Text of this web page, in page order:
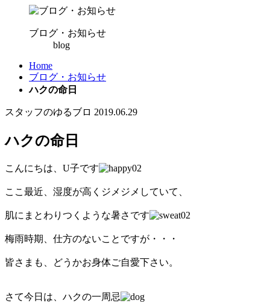
ブログ・お知らせ
blog
Home
ブログ・お知らせ
ハクの命日
スタッフのゆるブロ 2019.06.29
ハクの命日
こんにちは、U子です
ここ最近、湿度が高くジメジメしていて、
肌にまとわりつくような暑さです
梅雨時期、仕方のないことですが・・・
皆さまも、どうかお身体ご自愛下さい。
さて今日は、ハクの一周忌